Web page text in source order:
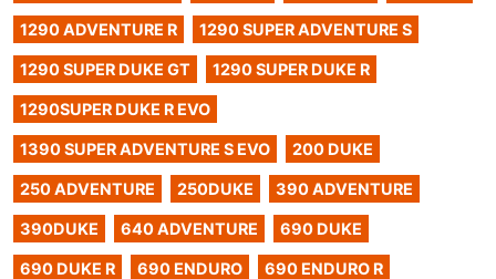
1290 ADVENTURE R 1290 SUPER ADVENTURE S
1290 SUPER DUKE GT 1290 SUPER DUKE R
1290SUPER DUKE R EVO
1390 SUPER ADVENTURE S EVO 200 DUKE
250 ADVENTURE 250DUKE 390 ADVENTURE
390DUKE 640 ADVENTURE 690 DUKE
690 DUKE R 690 ENDURO 690 ENDURO R